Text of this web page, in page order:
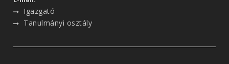
Igazgató
Tanulmányi osztály